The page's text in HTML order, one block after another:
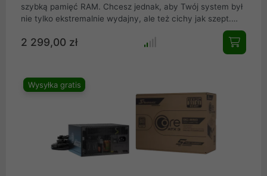
szybką pamięć RAM. Chcesz jednak, aby Twój system był
nie tylko ekstremalnie wydajny, ale też cichy jak szept.
który dostarcza niesamowitą moc 1600W, jednocześnie
zachowując ultra-cichą pracę dzięki wentylatorowi Noctua
pragniesz połączyć najwyższą wydajność z
bezkompromisową ciszą.
2 299,00 zł
Wysyłka gratis